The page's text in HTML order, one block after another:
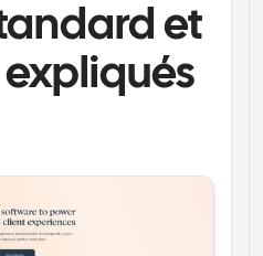
et
expliqués